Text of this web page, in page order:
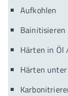
Aufkohlen
Bainitisieren
Härten in Öl
Härten